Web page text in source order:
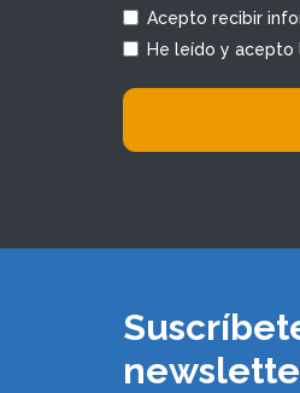
Acepto recibir
He leído y acepto